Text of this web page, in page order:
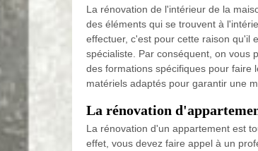
La rénovation de l'intérieur de la
des éléments qui se trouvent à
effectuer, c'est pour cette raison qu'il
spécialiste. Par conséquent, on vous
des formations spécifiques pour faire
matériels adaptés pour garantir une
La rénovation
La rénovation d'un appartement est
effet, vous devez faire appel à un